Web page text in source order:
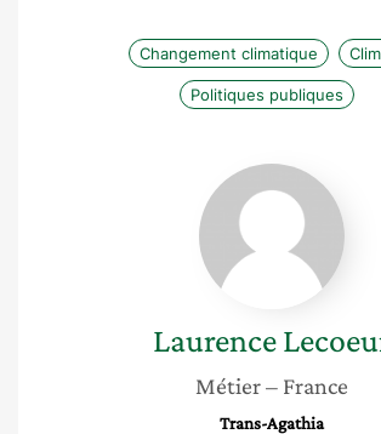
Changement climatique
Politiques publiques
Laurence
Lecoeur
Laurence
Métier– France
Trans-Agathia